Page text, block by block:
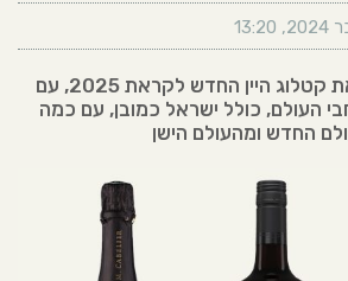
,
13:20
חברת שקד השיקה את קטלוג היין החדש לקראת 2025, עם
מרחבי העולם, כולל ישראל כמובן, עם כמה
החדש ומהעולם הישן